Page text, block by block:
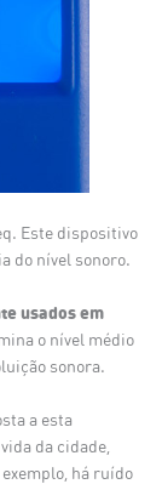
Este dispositivo
do nível sonoro.
usados em
o nível médio
sonora.
a esta
da cidade,
há ruído